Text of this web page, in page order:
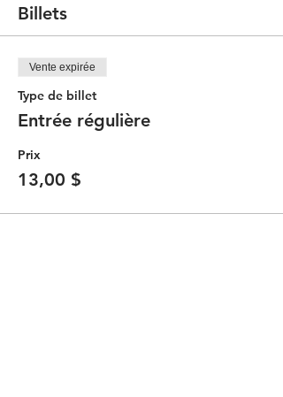
Billets
Vente expirée
Type de billet
Entrée régulière
Prix
13,00 $